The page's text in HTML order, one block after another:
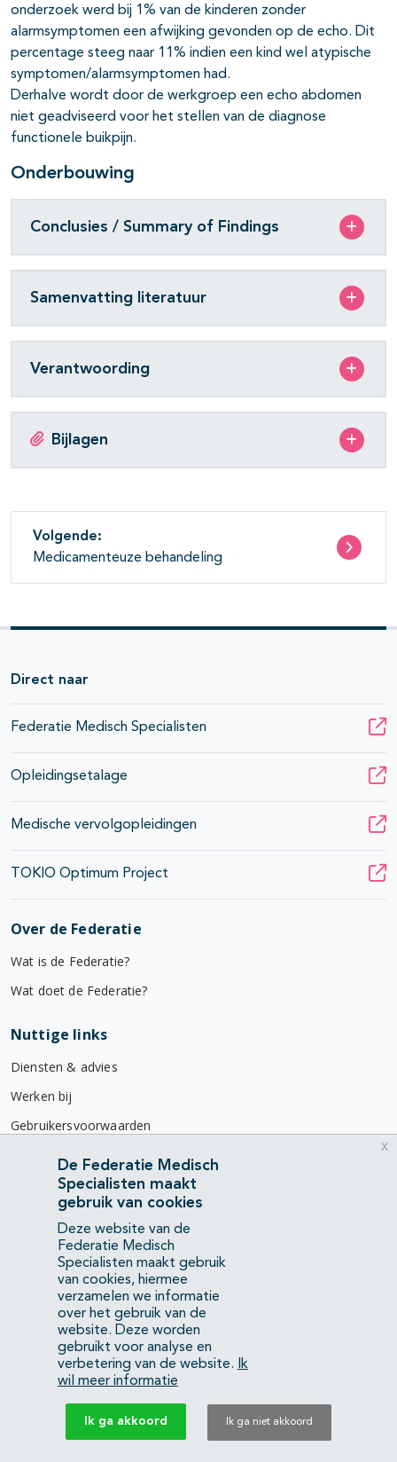
onderzoek werd bij 1% van de kinderen zonder
alarmsymptomen een afwijking gevonden op de echo. Dit
percentage steeg naar 11% indien een kind wel atypische
symptomen/alarmsymptomen had.
Derhalve wordt door de werkgroep een echo abdomen
niet geadviseerd voor het stellen van de diagnose
functionele buikpijn.
Onderbouwing
Conclusies / Summary of Findings
Samenvatting literatuur
Verantwoording
Bijlagen
Volgende:
Medicamenteuze behandeling
Direct naar
Federatie Medisch Specialisten
Opleidingsetalage
Medische vervolgopleidingen
TOKIO Optimum Project
Over de Federatie
Wat is de Federatie?
Wat doet de Federatie?
Nuttige links
Diensten & advies
Werken bij
Gebruikersvoorwaarden
Privacyverklaring
Contact
Mercatorlaan 1200
3528 BL Utrecht
(088) 505 34 34
info@richtlijnendatabase.nl
YouTubeLinkedIn
KvK Federatie Medisch Specialisten:40483480
Privacyverklaring
De Federatie Medisch
Specialisten maakt
gebruik van cookies
Deze website van de
Federatie Medisch
Specialisten maakt gebruik
van cookies, hiermee
verzamelen we informatie
over het gebruik van de
website. Deze worden
gebruikt voor analyse en
verbetering van de website.
Ik
wil meer informatie
Ik ga akkoord Ik ga niet akkoord
x